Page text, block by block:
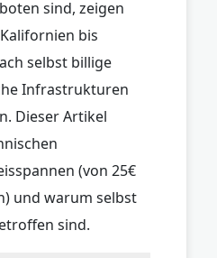
sind, zeigen
bis
selbst billige
Infrastrukturen
Dieser Artikel
(von 25€
und warum selbst
sind.